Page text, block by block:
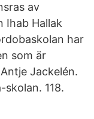
av
Ihab Hallak
har
som är
Jackelén.
118.